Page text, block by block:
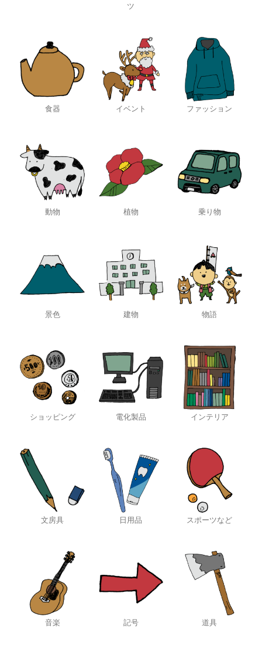
ツ
食器 イベント ファッション
動物 植物 乗り物
景色 建物 物語
ショッピング 電化製品 インテリア
文房具 日用品 スポーツなど
音楽 記号 道具